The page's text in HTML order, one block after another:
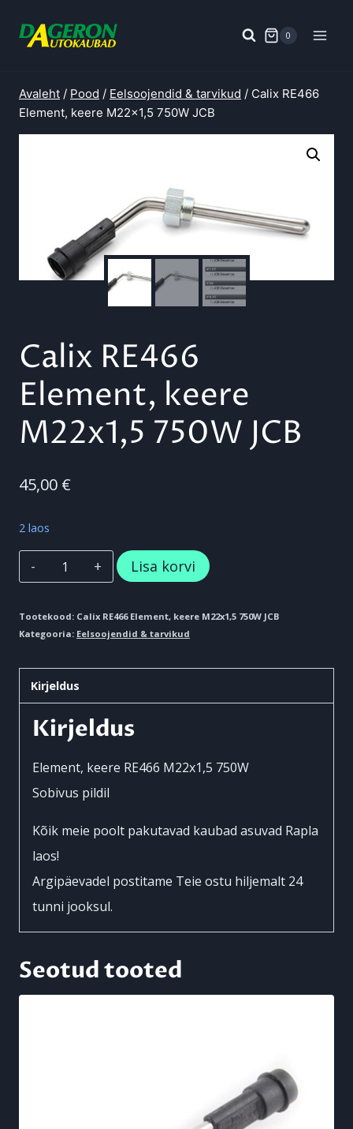
0
Avaleht / Pood / Eelsoojendid & tarvikud / Calix RE466
Element, keere M22x1,5 750W JCB
Calix RE466
Element, keere
M22x1,5 750W JCB
45,00 €
2 laos
Calix
RE466
Element,
keere
M22x1,5
750W
JCB
kogus
Lisa korvi
Tootekood: Calix RE466 Element, keere M22x1,5 750W JCB
Kategooria: Eelsoojendid & tarvikud
Kirjeldus
Kirjeldus
Element, keere RE466 M22x1,5 750W
Sobivus pildil
Kõik meie poolt pakutavad kaubad asuvad Rapla
laos!
Argipäevadel postitame Teie ostu hiljemalt 24
tunni jooksul.
Seotud tooted